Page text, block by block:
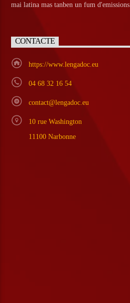
mai latina mas tanben un fum d'emissions.
CONTACTE
https://www.lengadoc.eu
04 68 32 16 54
contact@lengadoc.eu
10 rue Washington
11100 Narbonne